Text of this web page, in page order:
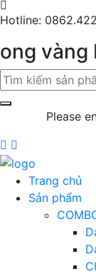
Hotline:
ong vàng
Please
Trang chủ
Sản phẩm